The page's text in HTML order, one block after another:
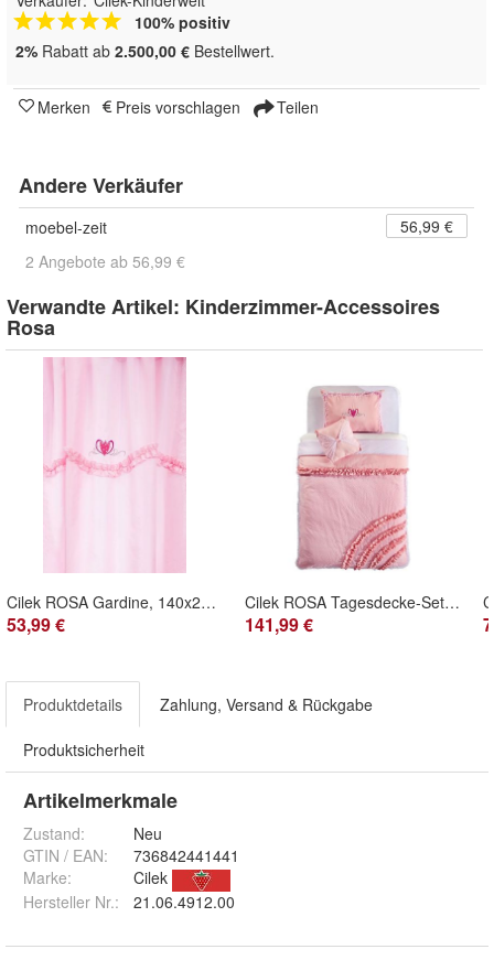
100% positiv
2% Rabatt ab 2.500,00 € Bestellwert.
Merken Preis vorschlagen Teilen
Andere Verkäufer
moebel-zeit
56,99 €
2 Angebote ab 56,99 €
Verwandte Artikel: Kinderzimmer-Accessoires
Rosa
Cilek ROSA Gardine, 140x260 cm
53,99 €
Cilek ROSA Tagesdecke-Set, 90-100 cm
141,99 €
Produktdetails Zahlung, Versand & Rückgabe
Produktsicherheit
Artikelmerkmale
Zustand:
Neu
GTIN / EAN:
736842441441
Marke:
Cilek
Hersteller Nr.:
21.06.4912.00